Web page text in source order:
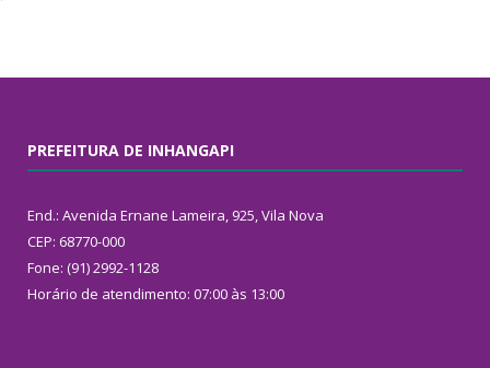
PREFEITURA DE INHANGAPI
End.: Avenida Ernane Lameira, 925, Vila Nova
CEP: 68770-000
Fone: (91) 2992-1128
Horário de atendimento: 07:00 às 13:00